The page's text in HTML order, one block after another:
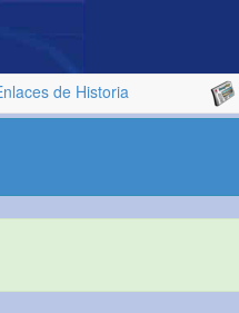
de Historia